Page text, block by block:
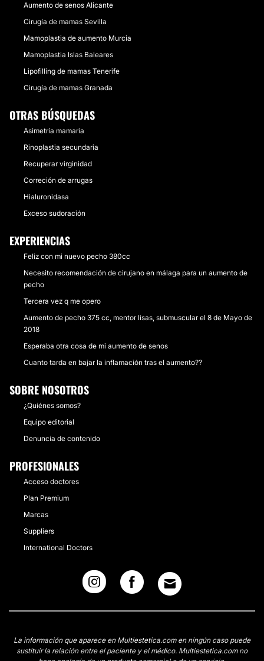
Aumento de senos Alicante
Cirugía de mamas Sevilla
Mamoplastia de aumento Murcia
Mamoplastia Islas Baleares
Lipofilling de mamas Tenerife
Cirugía de mamas Granada
OTRAS BÚSQUEDAS
Asimetría mamaria
Rinoplastia secundaria
Recuperar virginidad
Correción de arrugas
Hialuronidasa
Exceso sudoración
EXPERIENCIAS
Feliz con mi nuevo pecho 380cc
Necesito recomendación de cirujano en málaga para un aumento de
pecho
Tercera vez q me opero
Aumento de pecho 375 cc, mentor lisas, submuscular el 8 de Mayo de
2018
Esperaba otra cosa de mi aumento de senos
Cuanto tarda en bajar la inflamación tras el aumento??
SOBRE NOSOTROS
¿Quiénes somos?
Equipo editorial
Denuncia de contenido
PROFESIONALES
Acceso doctores
Plan Premium
Marcas
Suppliers
International Doctors
La información que aparece en Multiestetica.com en ningún caso puede
sustituir la relación entre el paciente y el médico. Multiestetica.com no